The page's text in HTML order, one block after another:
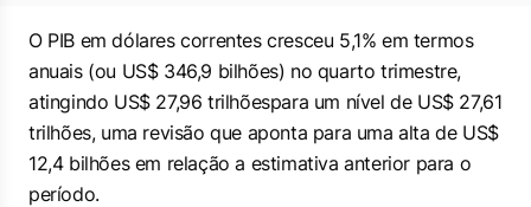
O PIB em dólares correntes cresceu 5,1% em termos
anuais (ou US$ 346,9 bilhões) no quarto trimestre,
atingindo US$ 27,96 trilhõespara um nível de US$ 27,61
trilhões, uma revisão que aponta para uma alta de US$
12,4 bilhões em relação a estimativa anterior para o
período.